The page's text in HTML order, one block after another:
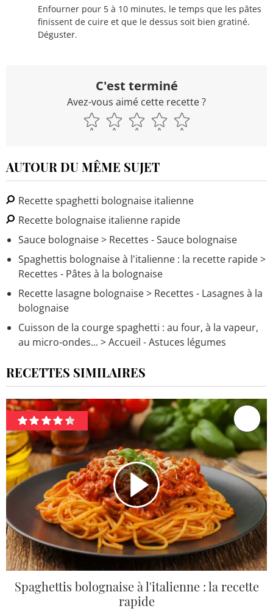
Enfourner pour 5 à 10 minutes, le temps que les pâtes
finissent de cuire et que le dessus soit bien gratiné.
Déguster.
C'est terminé
Avez-vous aimé cette recette ?
AUTOUR DU MÊME SUJET
Recette spaghetti bolognaise italienne
Recette bolognaise italienne rapide
Sauce bolognaise> Recettes - Sauce bolognaise
Spaghettis bolognaise à l'italienne : la recette rapide>
Recettes - Pâtes à la bolognaise
Recette lasagne bolognaise> Recettes - Lasagnes à la
bolognaise
Cuisson de la courge spaghetti : au four, à la vapeur,
au micro-ondes... > Accueil - Astuces légumes
RECETTES SIMILAIRES
Spaghettis bolognaise à l'italienne : la recette
rapide